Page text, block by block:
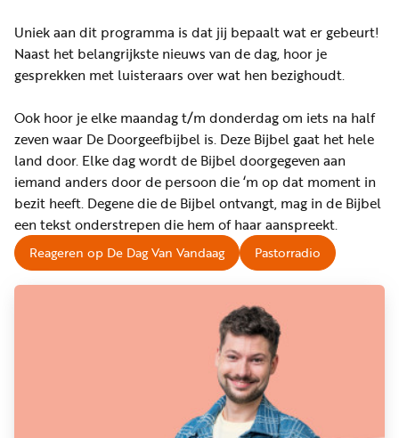
Uniek aan dit programma is dat jij bepaalt wat er gebeurt!
Naast het belangrijkste nieuws van de dag, hoor je
gesprekken met luisteraars over wat hen bezighoudt.
Ook hoor je elke maandag t/m donderdag om iets na half
zeven waar De Doorgeefbijbel is. Deze Bijbel gaat het hele
land door. Elke dag wordt de Bijbel doorgegeven aan
iemand anders door de persoon die ‘m op dat moment in
bezit heeft. Degene die de Bijbel ontvangt, mag in de Bijbel
een tekst onderstrepen die hem of haar aanspreekt.
Reageren op De Dag Van Vandaag Pastorradio
Word
vriend
Businessclub
Adverteren
Winkel
Privacy